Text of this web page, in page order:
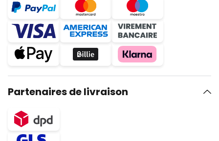
Partenaires de livraison